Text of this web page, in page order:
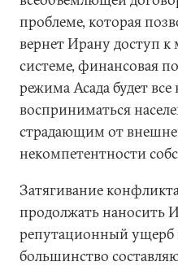
проблеме, которая
вернет Ирану доступ
системе, финансовая
режима Асада будет все
восприниматься
страдающим от
некомпетентности
Затягивание
продолжать наносить
репутационный ущерб
большинство